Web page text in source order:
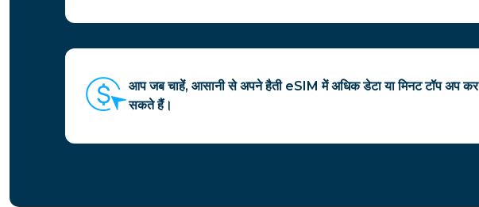
आप जब चाहें, आसानी से अपने हैती eSIM में अधिक डेटा या मिनट टॉप अप कर
सकते हैं।